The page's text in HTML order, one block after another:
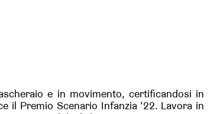
e in movimento, certificandosi in
il Premio Scenario Infanzia ‘22. Lavora in